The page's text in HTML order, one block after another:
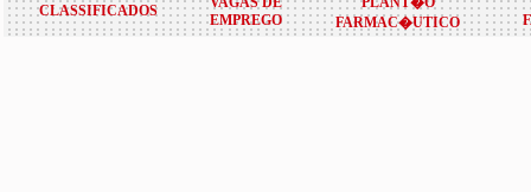
CLASSIFICADOS
EMPREGO
FARMAC�UTICO